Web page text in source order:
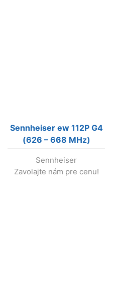
Sennheiser ew 112P G4
(626 – 668 MHz)
klopovým mikrof.
(nevyrába sa !)
Sennheiser
Zavolajte nám pre cenu!